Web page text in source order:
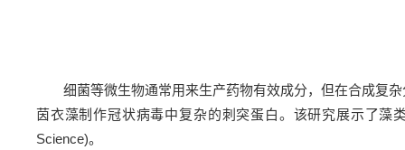
细菌等微生物通常用来生产药物有效成分，但在合成复
茵衣藻制作冠状病毒中复杂的刺突蛋白。该研究展示了
Science)。